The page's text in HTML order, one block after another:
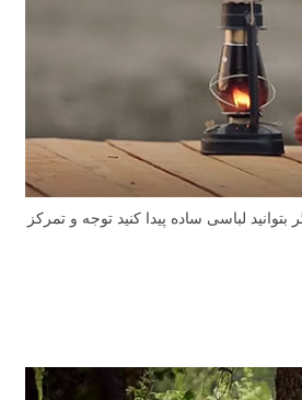
لباسی ساده پیدا کنید توجه و تمرکز